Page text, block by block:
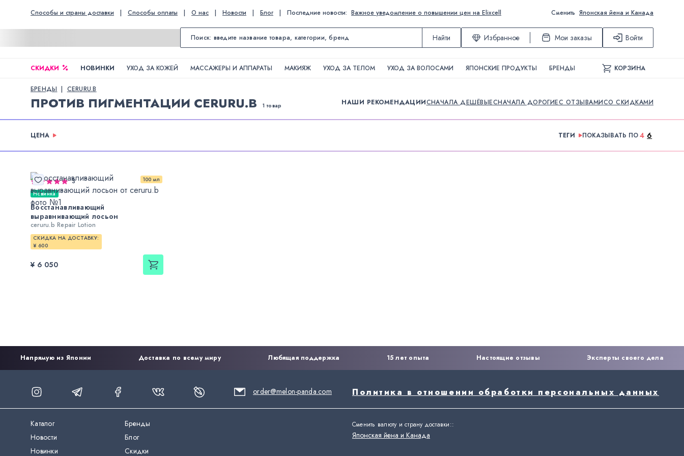
Способы и страны доставки | Способы оплаты | О нас | Новости | Блог | Последние новости: Важное уведомление о повышении цен на Elixcell Сменить Японская йена и Канада
Найти Избранное Мои заказы Войти
СКИДКИ НОВИНКИ УХОД ЗА КОЖЕЙ МАССАЖЕРЫ И АППАРАТЫ МАКИЯЖ УХОД ЗА ТЕЛОМ УХОД ЗА ВОЛОСАМИ ЯПОНСКИЕ ПРОДУКТЫ БРЕНДЫ КОРЗИНА
БРЕНДЫ CERURU.B
ПРОТИВ ПИГМЕНТАЦИИ CERURU.B 1 товар НАШИ РЕКОМЕНДАЦИИСНАЧАЛА ДЕШЁВЫЕСНАЧАЛА ДОРОГИЕС ОТЗЫВАМИСО СКИДКАМИ
ЦЕНА ТЕГИ ПОКАЗЫВАТЬ ПО4 6
100 мл
3
Новинка
Восстанавливающий
выравнивающий лосьон
ceruru.b Repair Lotion
СКИДКА НА ДОСТАВКУ:
¥ 600
¥ 6 050
Напрямую из Японии Доставка по всему миру Любящая поддержка 15 лет опыта Настоящие отзывы Эксперты своего дела
order@melon-panda.com Политика в отношении обработки персональных данных
Каталог
Бренды
Новости
Блог
Новинки
Скидки
Сменить валюту и страну доставки::
Японская йена и Канада